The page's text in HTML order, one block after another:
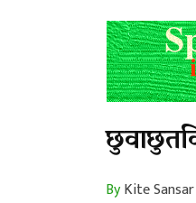
ByKite Sansar